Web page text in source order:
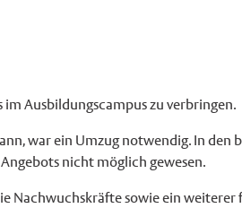
Ausbildungscampus zu verbringen.
war ein Umzug notwendig. In den
nicht möglich gewesen.
Nachwuchskräfte sowie ein weiterer